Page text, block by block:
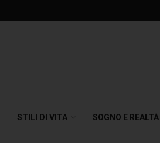
STILI DI VITA SOGNO E REALTÀ